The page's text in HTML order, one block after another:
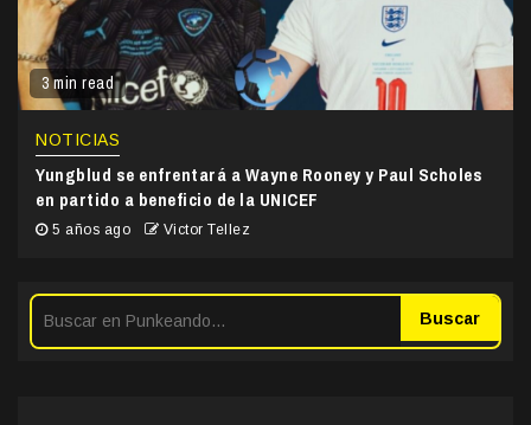
3 min read
NOTICIAS
Yungblud se enfrentará a Wayne Rooney y Paul Scholes
en partido a beneficio de la UNICEF
5 años ago Victor Tellez
Buscar